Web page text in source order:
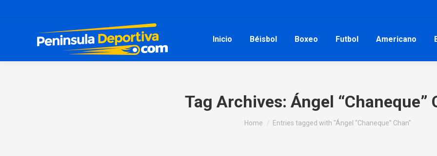
Inicio Béisbol Boxeo Futbol Americano
Tag Archives: Ángel “Chaneque”
You are here:
Home Entries tagged with "Ángel “Chaneque” Chan"